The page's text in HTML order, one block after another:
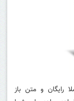
رایگان و متن باز